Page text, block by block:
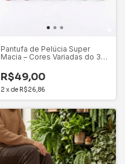
Pantufa de Pelúcia Super
Macia – Cores Variadas do 36
R$49,00
2 x de R$26,86